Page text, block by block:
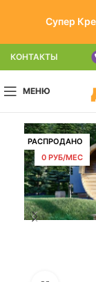
Супер
КОНТАКТЫ
МЕНЮ
РАСПРОДАНО
0 РУБ/МЕС